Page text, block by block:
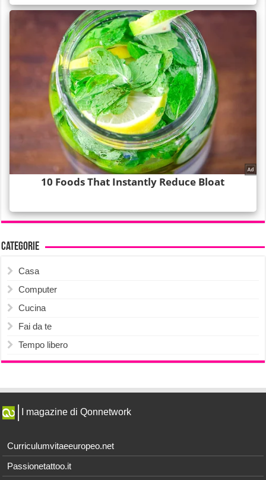
Categorie
Casa
Computer
Cucina
Fai da te
Tempo libero
I magazine di Qonnetwork
Curriculumvitaeeuropeo.net
Passionetattoo.it